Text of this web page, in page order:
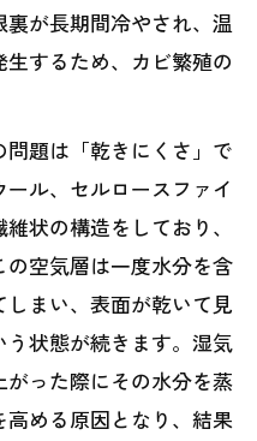
が長期間冷やされ、温
するため、カビ繁殖の
題は「乾きにくさ」で
ル、セルロースファイ
状の構造をしており、
空気層は一度水分を含
まい、表面が乾いて見
状態が続きます。湿気
った際にその水分を蒸
める原因となり、結果